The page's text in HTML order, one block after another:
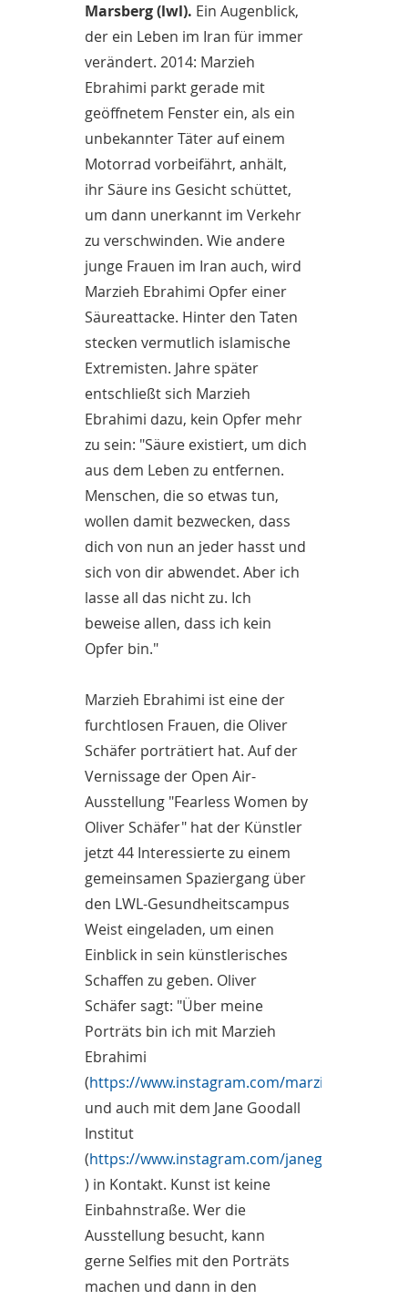
Marsberg (lwl). Ein Augenblick,
der ein Leben im Iran für immer
verändert. 2014: Marzieh
Ebrahimi parkt gerade mit
geöffnetem Fenster ein, als ein
unbekannter Täter auf einem
Motorrad vorbeifährt, anhält,
ihr Säure ins Gesicht schüttet,
um dann unerkannt im Verkehr
zu verschwinden. Wie andere
junge Frauen im Iran auch, wird
Marzieh Ebrahimi Opfer einer
Säureattacke. Hinter den Taten
stecken vermutlich islamische
Extremisten. Jahre später
entschließt sich Marzieh
Ebrahimi dazu, kein Opfer mehr
zu sein: "Säure existiert, um dich
aus dem Leben zu entfernen.
Menschen, die so etwas tun,
wollen damit bezwecken, dass
dich von nun an jeder hasst und
sich von dir abwendet. Aber ich
lasse all das nicht zu. Ich
beweise allen, dass ich kein
Opfer bin."
Marzieh Ebrahimi ist eine der
furchtlosen Frauen, die Oliver
Schäfer porträtiert hat. Auf der
Vernissage der Open Air-
Ausstellung "Fearless Women by
Oliver Schäfer" hat der Künstler
jetzt 44 Interessierte zu einem
gemeinsamen Spaziergang über
den LWL-Gesundheitscampus
Weist eingeladen, um einen
Einblick in sein künstlerisches
Schaffen zu geben. Oliver
Schäfer sagt: "Über meine
Porträts bin ich mit Marzieh
Ebrahimi
(https://www.instagram.com/
und auch mit dem Jane Goodall
Institut
(https://www.instagram.com/
) in Kontakt. Kunst ist keine
Einbahnstraße. Wer die
Ausstellung besucht, kann
gerne Selfies mit den Porträts
machen und dann in den